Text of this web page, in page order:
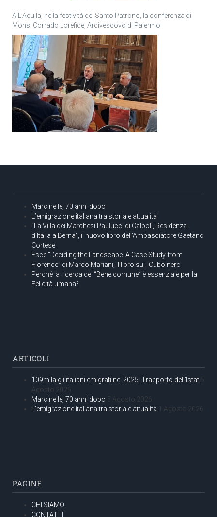
A L’Aquila, nella festività del Santo Patrono, la conferenza di
Mons. Corrado Lorefice, Arcivescovo di Palermo
Marcinelle, 70 anni dopo
L’emigrazione italiana tra storia e attualità
“La Villa dei Marchesi Paulucci di Calboli, Residenza
d’Italia a Berna”, il nuovo libro dell’Ambasciatore Gaetano
Cortese
Esce “Deciding the Landscape. A Case Study from
Florence” di Marco Mariani, il libro sul “Cubo nero”
Perché la ricerca del “Bene comune” è essenziale per la
Felicità umana?
ARTICOLI
109mila gli italiani emigrati nel 2025, il rapporto dell’Istat 5
Agosto 2026
Marcinelle, 70 anni dopo 5 Agosto 2026
L’emigrazione italiana tra storia e attualità 1 Agosto 2026
PAGINE
CHI SIAMO
CONTATTI